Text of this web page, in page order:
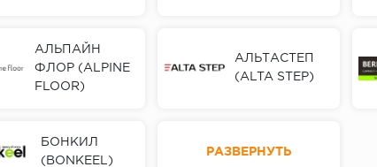
АЛЬПАЙН
ФЛОР (ALPINE
FLOOR)
АЛЬТАСТЕП
(ALTA STEP)
БОНКИЛ
(BONKEEL)
РАЗВЕРНУТЬ